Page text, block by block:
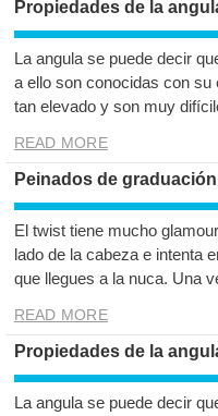
Propiedades de la
La angula se puede decir
a ello son conocidas con
tan elevado y son muy
READ MORE
Peinados de
El twist tiene mucho
lado de la cabeza e intenta
que llegues a la nuca. Una
READ MORE
Propiedades de la
La angula se puede decir